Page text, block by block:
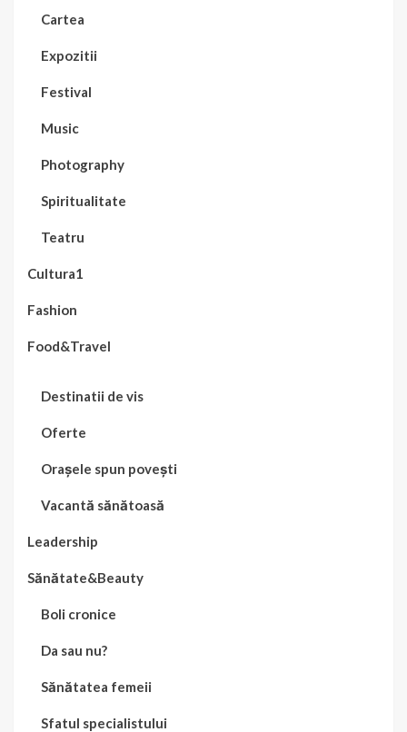
Cartea
Expozitii
Festival
Music
Photography
Spiritualitate
Teatru
Cultura1
Fashion
Food&Travel
Destinatii de vis
Oferte
Orașele spun povești
Vacantă sănătoasă
Leadership
Sănătate&Beauty
Boli cronice
Da sau nu?
Sănătatea femeii
Sfatul specialistului